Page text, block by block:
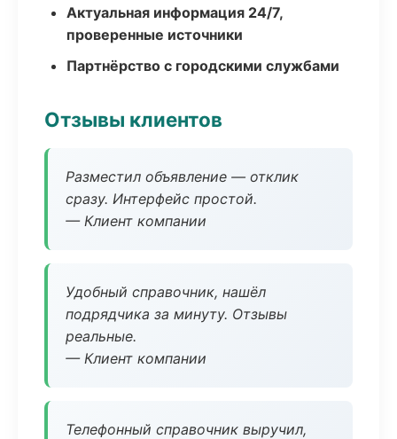
Актуальная информация 24/7,
проверенные источники
Партнёрство с городскими службами
Отзывы клиентов
Разместил объявление — отклик
сразу. Интерфейс простой.
— Клиент компании
Удобный справочник, нашёл
подрядчика за минуту. Отзывы
реальные.
— Клиент компании
Телефонный справочник выручил,